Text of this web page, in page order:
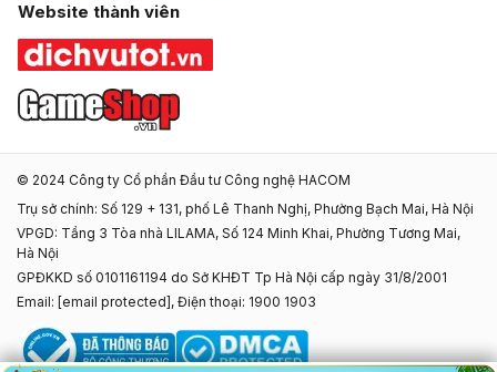
Website thành viên
© 2024 Công ty Cổ phần Đầu tư Công nghệ HACOM
Trụ sở chính: Số 129 + 131, phố Lê Thanh Nghị, Phường Bạch Mai, Hà Nội
VPGD: Tầng 3 Tòa nhà LILAMA, Số 124 Minh Khai, Phường Tương Mai,
Hà Nội
GPĐKKD số 0101161194 do Sở KHĐT Tp Hà Nội cấp ngày 31/8/2001
Email: [email protected] , Điện thoại: 1900 1903